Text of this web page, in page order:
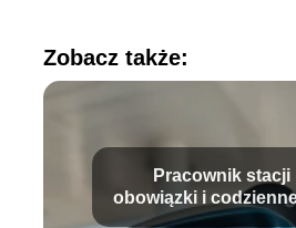
Zobacz także:
Pracownik stacji
obowiązki i